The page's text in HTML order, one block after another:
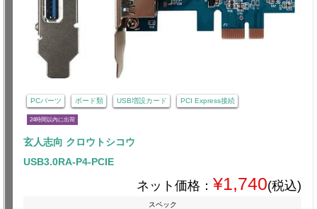
PCパーツ ボード類 USB増設カード PCI Express接続
24時間以内に出荷
玄人志向 クロウトシコウ
USB3.0RA-P4-PCIE
ネット価格： ¥1,740(税込)
スペック